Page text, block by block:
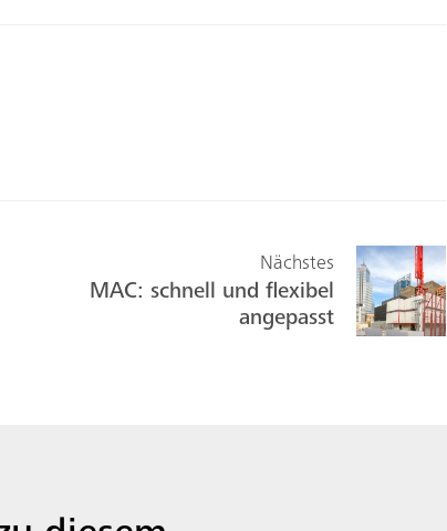
Nächstes
MAC: schnell und flexibel
angepasst